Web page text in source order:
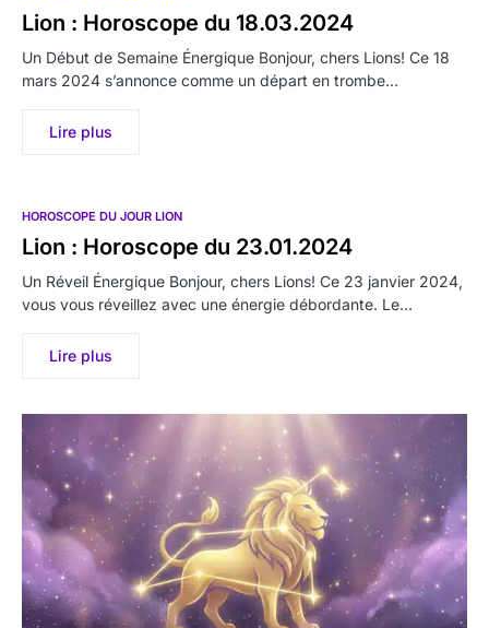
Lion : Horoscope du 18.03.2024
Un Début de Semaine Énergique Bonjour, chers Lions! Ce 18
mars 2024 s’annonce comme un départ en trombe…
Lire plus
HOROSCOPE DU JOUR LION
Lion : Horoscope du 23.01.2024
Un Réveil Énergique Bonjour, chers Lions! Ce 23 janvier 2024,
vous vous réveillez avec une énergie débordante. Le…
Lire plus